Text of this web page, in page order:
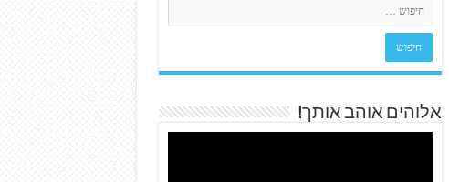
אלוהים אוהב אותך!